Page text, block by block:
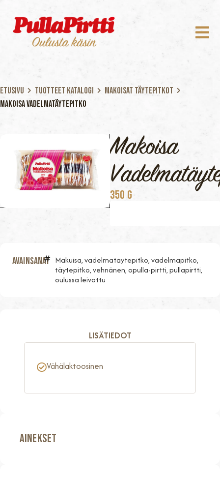
Etusivu Tuotteet katalogi
Makoisat täytepitkot
Makoisa Vadelmatäytepitko
Makoisa
350 G
Avainsanat Makuisa, vadelmatäytepitko, vadelmapitko,
täytepitko, vehnänen, opulla-pirtti, pullapirtti,
oulussa leivottu
LISÄTIEDOT
Vähälaktoosinen
AINEKSET